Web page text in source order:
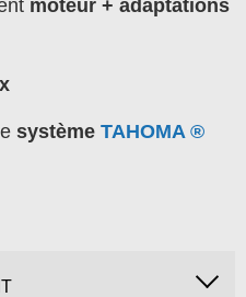
moteur + adaptations
système TAHOMA ®